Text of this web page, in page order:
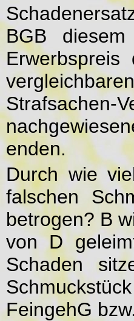
BGB
Erwerbspreis
enden.
Durch wie
falschen
betrogen? B
von D
Schaden
FeingehG